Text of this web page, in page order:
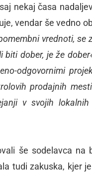
nekaj časa
vendar še vedno
vrednoti, se
biti dober, je že
odgovornimi
prodajnih
v svojih lokalnih
še sodelavca na
tudi zakuska, kjer